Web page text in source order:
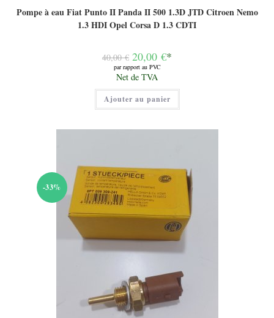
Pompe à eau Fiat Punto II Panda II 500 1.3D JTD Citroen Nemo
1.3 HDI Opel Corsa D 1.3 CDTI
40,00€ Le
prix
initial
était :
40,00 €.
20,00 €*
par rapport au PVC
Le
prix
actuel
est :
20,00 €.
Net de TVA
Ajouter au panier
-33%